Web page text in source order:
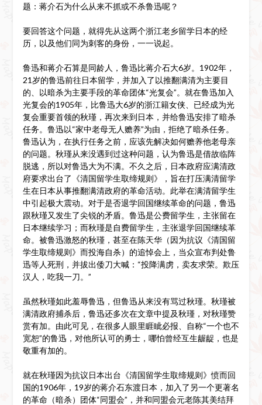
题：蒋介石为什么从来不抓或不杀鲁迅呢？
要回答这个问题，就得先从这两个浙江老乡留学日本的经
历，以及他们同为刺客的身份，一一说起。
鲁迅和蒋介石算是同龄人，鲁迅比蒋介石大6岁。1902年，
21岁的鲁迅前往日本留学，并加入了以推翻满清为主要目
的、以暗杀为主要手段的革命团体“光复会”。就在鲁迅加入
光复会的1905年，比鲁迅大6岁的浙江籍女侠、已经成为光
复会重要首领的秋瑾，再次来到日本，并给鲁迅安排了暗杀
任务。鲁迅以“家中老母无人赡养”为由，拒绝了暗杀任务。
鲁迅认为，在执行任务之前，应该先解决如何赡养他老母亲
的问题。秋瑾从来没遇到过这种问题，认为鲁迅是借故临阵
脱逃，所以对鲁迅大为不满。不久之后，日本政府应满清政
府要求出台了《清国留学生取缔规则》，旨在打压满清留学
生在日本从事推翻满清政府的革命活动。此举在满清留学生
中引起极大震动。对于是否退学回国继续革命的问题，鲁迅
跟秋瑾又发生了尖锐的矛盾。鲁迅是公费留学生，主张留在
日本继续学习；而秋瑾是自费留学生，主张退学回国继续革
命。被鲁迅激怒的秋瑾，甚至在陈天华（因为抗议《清国留
学生取缔规则》而投海自杀）的追悼会上，当众宣布判处鲁
迅等人死刑，并拔出倭刀大喊：“投降满虏，卖友求荣。欺压
汉人，吃我一刀。”
虽然秋瑾如此羞辱鲁迅，但鲁迅从来没有骂过秋瑾。秋瑾被
满清政府捕杀后，鲁迅还多次在文章中提及秋瑾，对秋瑾赞
赏有加。由此可见，在很多人眼里睚眦必报、自称“一个也不
宽恕”的鲁迅，对他所认可的勇士，哪怕曾经互生龌龊，也是
敬重有加的。
就在秋瑾因为抗议日本出台《清国留学生取缔规则》愤而回
国的1906年，19岁的蒋介石东渡日本，加入了另一个更著名
的革命（暗杀）团体“同盟会”，并和同盟会元老陈其美结拜